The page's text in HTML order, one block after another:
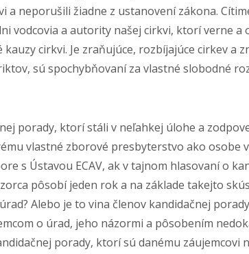
neporušili žiadne z ustanovení zákona.
vodcovia a autority našej cirkvi, ktorí verne
cirkvi. Je zraňujúce, rozbíjajúce cirkev a
sú spochybňovaní za vlastné slobodné
porady, ktorí stáli v neľahkej úlohe a
vlastné zborové presbyterstvo ako osobe
s Ústavou ECAV, ak v tajnom hlasovaní o
pôsobí jeden rok a na základe takejto
Alebo je to vina členov kandidačnej
o úrad, jeho názormi a pôsobením
porady, ktorí sú danému záujemcovi